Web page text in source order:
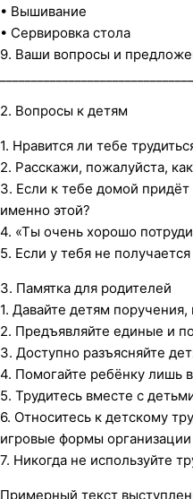
• Вышивание
• Сервировка стола
9. Ваши вопросы и
2. Вопросы к детям
1. Нравится ли тебе
2. Расскажи, пожалуйста,
3. Если к тебе домой
именно этой?
4. «Ты очень хорошо
5. Если у тебя не
3. Памятка для родителей
1. Давайте детям
2. Предъявляйте единые и
3. Доступно разъясняйте
4. Помогайте ребёнку лишь
5. Трудитесь вместе с
6. Относитесь к детскому
игровые формы
7. Никогда не используйте
Примерный текст